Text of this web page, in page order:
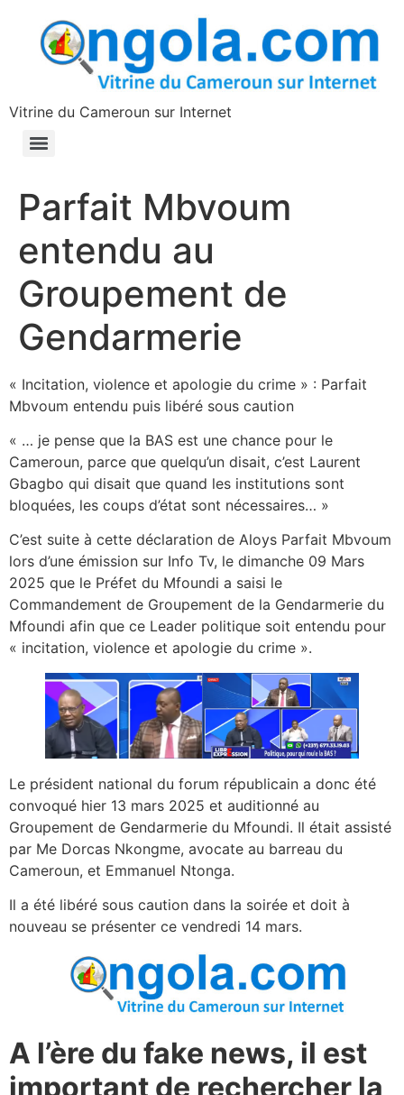
principal
Vitrine du Cameroun sur Internet
Parfait Mbvoum
entendu au
Groupement de
Gendarmerie
« Incitation, violence et apologie du crime » : Parfait
Mbvoum entendu puis libéré sous caution
« … je pense que la BAS est une chance pour le
Cameroun, parce que quelqu’un disait, c’est Laurent
Gbagbo qui disait que quand les institutions sont
bloquées, les coups d’état sont nécessaires… »
C’est suite à cette déclaration de Aloys Parfait Mbvoum
lors d’une émission sur Info Tv, le dimanche 09 Mars
2025 que le Préfet du Mfoundi a saisi le
Commandement de Groupement de la Gendarmerie du
Mfoundi afin que ce Leader politique soit entendu pour
« incitation, violence et apologie du crime ».
Le président national du forum républicain a donc été
convoqué hier 13 mars 2025 et auditionné au
Groupement de Gendarmerie du Mfoundi. Il était assisté
par Me Dorcas Nkongme, avocate au barreau du
Cameroun, et Emmanuel Ntonga.
Il a été libéré sous caution dans la soirée et doit à
nouveau se présenter ce vendredi 14 mars.
A l’ère du fake news, il est
important de rechercher la